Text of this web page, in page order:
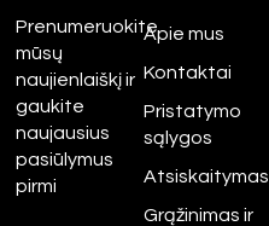
Prenumeruokite
mūsų
naujienlaiškį ir
gaukite
naujausius
pasiūlymus
pirmi
Apie mus
Kontaktai
Pristatymo
sąlygos
Atsiskaitymas
Grąžinimas ir